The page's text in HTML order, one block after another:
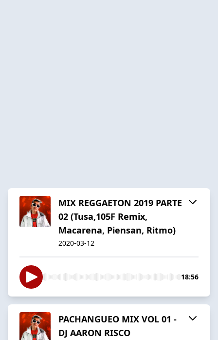
MIX REGGAETON 2019 PARTE
02 (Tusa,105F Remix,
Macarena, Piensan, Ritmo)
2020-03-12
18:56
PACHANGUEO MIX VOL 01 -
DJ AARON RISCO